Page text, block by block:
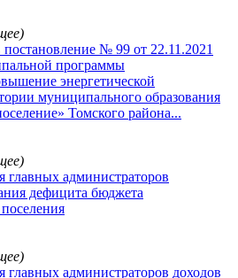
№ 99 от 22.11.2021
программы
энергетической
муниципального образования
Томского района...
администраторов
дефицита бюджета
администраторов доходов